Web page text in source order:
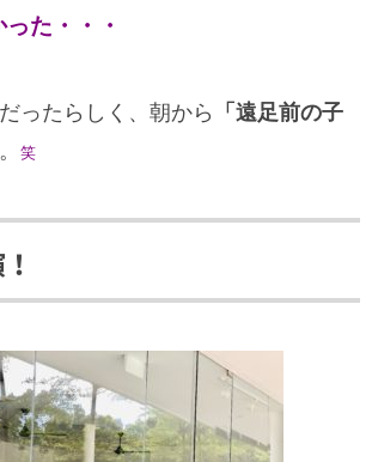
た・・・
ったらしく、朝から
「遠足前の子
笑